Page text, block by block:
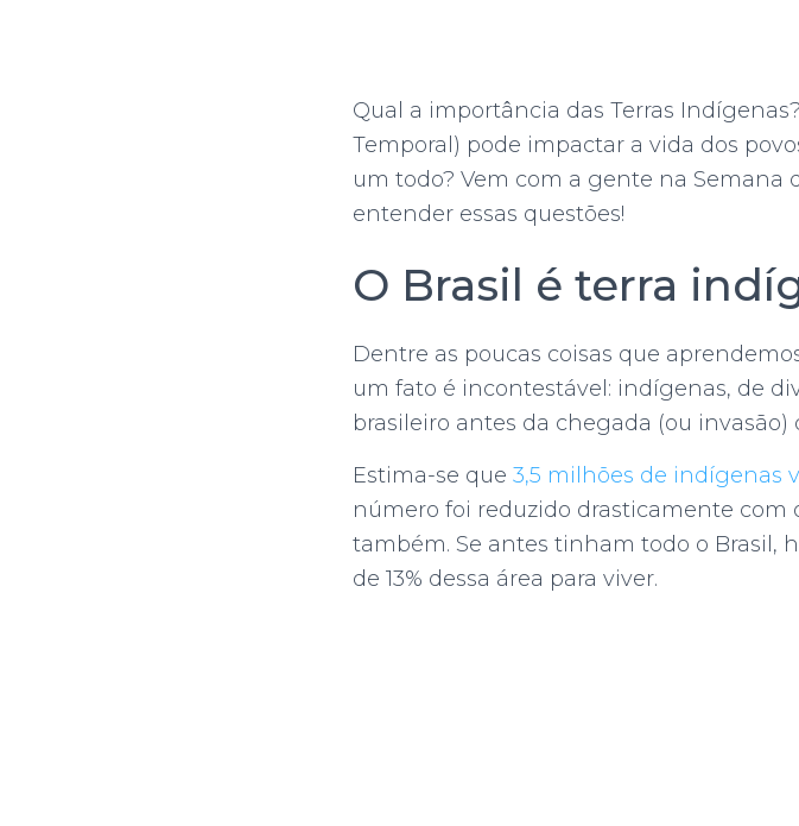
Qual a importância das Terras
Temporal) pode impactar a vida dos
um todo? Vem com a gente na Semana
entender essas questões!
O Brasil é terra
Dentre as poucas coisas que
um fato é incontestável: indígenas, de
brasileiro antes da chegada (ou invasão)
Estima-se que 3,5 milhões de indígenas
número foi reduzido drasticamente com
também. Se antes tinham todo o Brasil,
de 13% dessa área para viver.